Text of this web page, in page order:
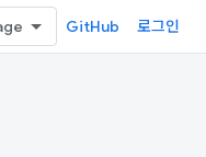
GitHub 로그인